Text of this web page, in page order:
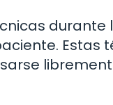
durante
Estas